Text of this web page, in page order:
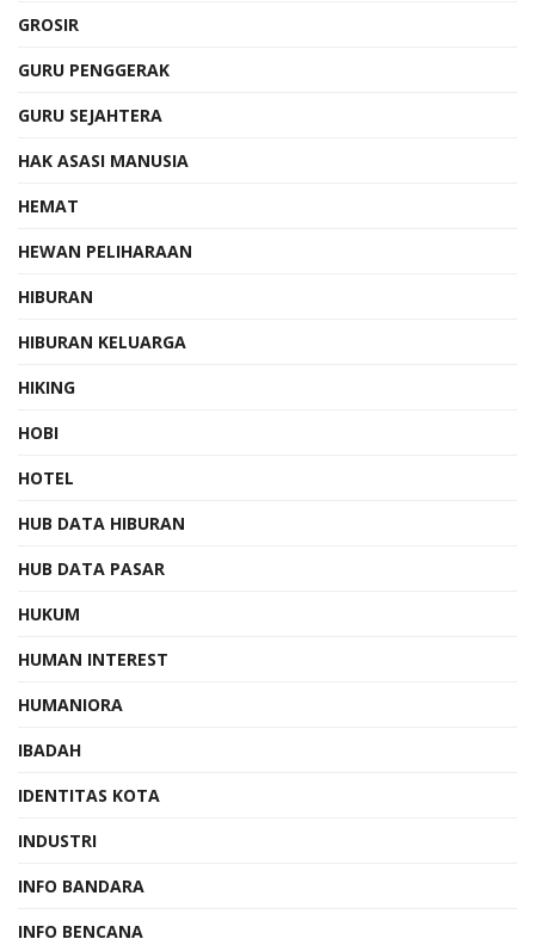
GROSIR
GURU PENGGERAK
GURU SEJAHTERA
HAK ASASI MANUSIA
HEMAT
HEWAN PELIHARAAN
HIBURAN
HIBURAN KELUARGA
HIKING
HOBI
HOTEL
HUB DATA HIBURAN
HUB DATA PASAR
HUKUM
HUMAN INTEREST
HUMANIORA
IBADAH
IDENTITAS KOTA
INDUSTRI
INFO BANDARA
INFO BENCANA